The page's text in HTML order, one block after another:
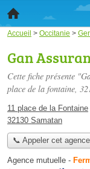
Accueil > Occitanie >
Gan
Cette fiche présente
place de la fontaine,
11 place de la Fontaine
32130 Samatan
📞 Appeler cet
Agence mutuelle -